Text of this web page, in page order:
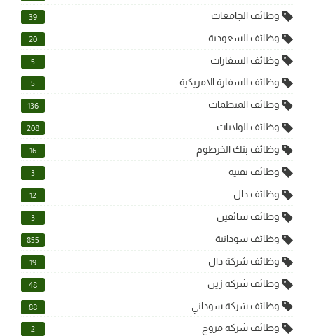
وظائف الجامعات 39
وظائف السعودية 20
وظائف السفارات 5
وظائف السفارة الامريكية 5
وظائف المنظمات 136
وظائف الولايات 208
وظائف بنك الخرطوم 16
وظائف تقنية 3
وظائف دال 12
وظائف سائقين 3
وظائف سودانية 855
وظائف شركة دال 19
وظائف شركة زين 48
وظائف شركة سوداني 88
وظائف شركة مروج 2